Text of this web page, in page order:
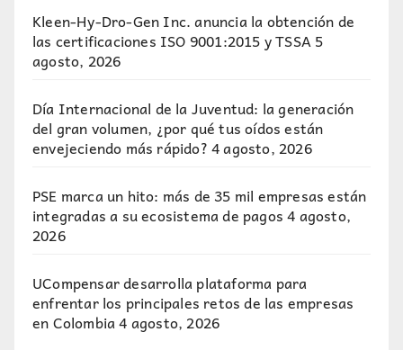
Kleen-Hy-Dro-Gen Inc. anuncia la obtención de
las certificaciones ISO 9001:2015 y TSSA5
agosto, 2026
Día Internacional de la Juventud: la generación
del gran volumen, ¿por qué tus oídos están
envejeciendo más rápido?4 agosto, 2026
PSE marca un hito: más de 35 mil empresas están
integradas a su ecosistema de pagos 4 agosto,
2026
UCompensar desarrolla plataforma para
enfrentar los principales retos de las empresas
en Colombia4 agosto, 2026